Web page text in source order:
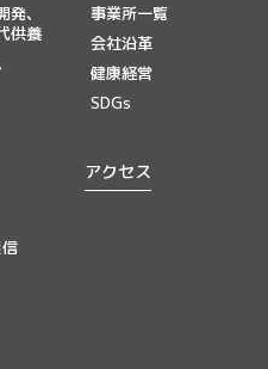
、
供養
事業所一覧
会社沿革
健康経営
SDGs
アクセス